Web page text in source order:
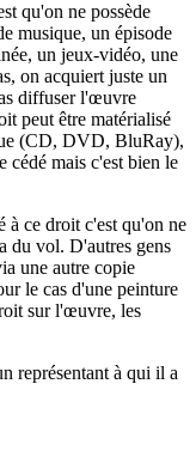
qu'on ne possède
musique, un épisode
un jeux-vidéo, une
on acquiert juste un
diffuser l'œuvre
peut être matérialisé
(CD, DVD, BluRay),
cédé mais c'est bien le
à ce droit c'est qu'on ne
du vol. D'autres gens
une autre copie
le cas d'une peinture
sur l'œuvre, les
représentant à qui il a